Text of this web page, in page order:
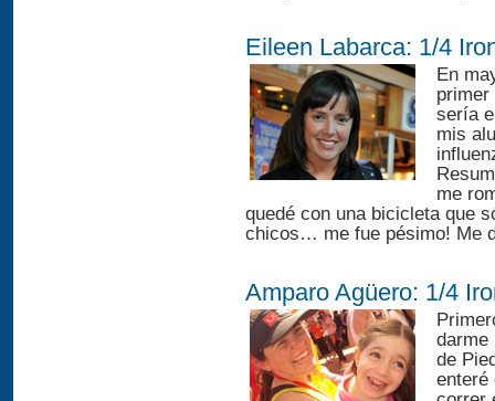
Eileen Labarca: 1/4
En
sería
mis
me
quedé con una bicicleta que
chicos… me fue pésimo! Me
Amparo Agüero: 1/4
darme
de
enteré